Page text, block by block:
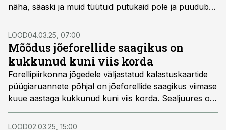
näha, sääski ja muid tüütuid putukaid pole ja puudub
ka suviselt lopsakas rinnuni ulatuv rohi. Samuti pole
jõed jõudnud veel taimi täis kasvada, mistõttu saab
mugavalt püüda pikemate visetega. Kevadeks on
jõeforell jõudnud talvest ja kurnavast kudetrallist
korralikult kosuda, võtab nii lanti kui lendõngeputukat
vägagi isukalt ja hakkab ka korralikult vastu.
Kalamees, kes sel ajal jõe ääres asju õigesti teeb, ei või
üldiselt saakide üle nuriseda.
LOOD04.03.25, 07:00
Mõõdus jõeforellide saagikus on
kukkunud kuni viis korda
Forellipiirkonna jõgedele väljastatud kalastuskaartide
püügiaruannete põhjal on jõeforellide saagikus viimase
kuue aastaga kukkunud kuni viis korda. Sealjuures on
huvitav, et langustrend ei puuduta vaid paari jõge, vaid
on kõigil üsna sarnane. Forellipüüdjate sõnul ei
LOOD02.03.25, 15:00